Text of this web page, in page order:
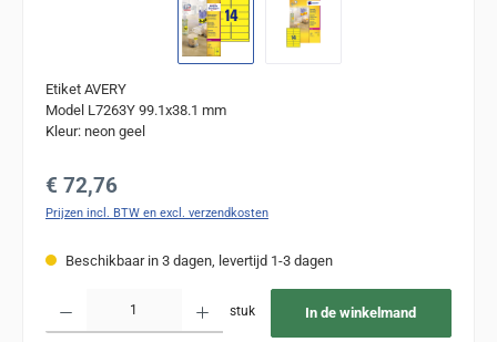
Etiket AVERY
Model L7263Y 99.1x38.1 mm
Kleur: neon geel
Normale prijs:
€ 72,76
Prijzen incl. BTW en excl. verzendkosten
Beschikbaar in 3 dagen, levertijd 1-3 dagen
stuk In de winkelmand